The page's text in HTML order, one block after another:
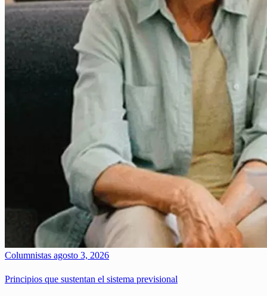
Columnistas agosto 3, 2026
Principios que sustentan el sistema previsional